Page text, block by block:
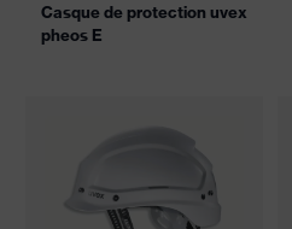
Casque de protection uvex
pheos E